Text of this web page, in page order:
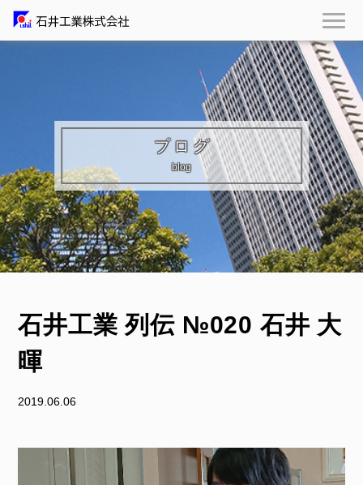
ブログ
blog
石井工業 列伝 №020 石井 大
暉
2019.06.06